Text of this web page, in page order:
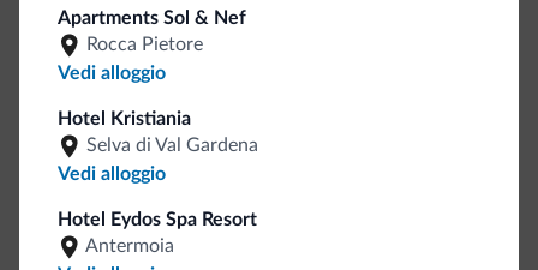
Snowboard
Sport e attività
Alpinismo
Campo da tennis
Itinerari jogging
Maneggio/Equitazione
Apartments Sol & Nef
Rocca Pietore
Vedi alloggio
Hotel Kristiania
Selva di Val Gardena
Vedi alloggio
Hotel Eydos Spa Resort
Antermoia